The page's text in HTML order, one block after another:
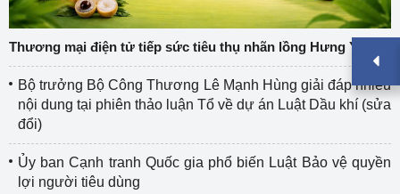
Thương mại điện tử tiếp sức tiêu thụ nhãn lồng Hưng Yên
Bộ trưởng Bộ Công Thương Lê Mạnh Hùng giải đáp nhiều
nội dung tại phiên thảo luận Tổ về dự án Luật Dầu khí (sửa
đổi)
Ủy ban Cạnh tranh Quốc gia phổ biến Luật Bảo vệ quyền
lợi người tiêu dùng